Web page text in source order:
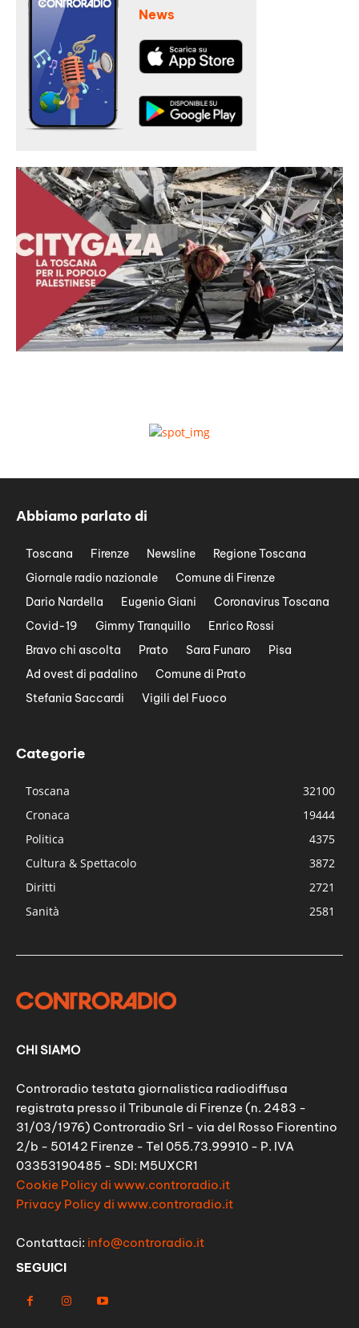
News
Abbiamo parlato di
Toscana Firenze Newsline
Regione Toscana
Giornale radio nazionale
Comune di Firenze
Dario Nardella
Eugenio Giani
Coronavirus Toscana
Covid-19
Gimmy Tranquillo
Enrico Rossi
Bravo chi ascolta
Prato Sara Funaro
Pisa
Ad ovest di padalino
Comune di Prato
Stefania Saccardi
Vigili del Fuoco
Categorie
Toscana
32100
Cronaca
19444
Politica
4375
Cultura & Spettacolo
3872
Diritti
2721
Sanità
2581
CHI SIAMO
Controradio testata giornalistica radiodiffusa
registrata presso il Tribunale di Firenze (n. 2483 -
31/03/1976) Controradio Srl - via del Rosso Fiorentino
2/b - 50142 Firenze - Tel 055.73.99910 - P. IVA
03353190485 - SDI: M5UXCR1
Cookie Policy di www.controradio.it
Privacy Policy di www.controradio.it
Contattaci: info@controradio.it
SEGUICI